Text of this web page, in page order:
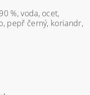
%, voda, ocet,
pepř černý, koriandr,